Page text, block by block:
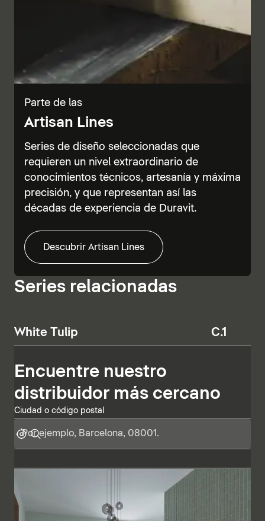
Parte de las
Artisan Lines
Series de diseño seleccionadas que
requieren un nivel extraordinario de
conocimientos técnicos, artesanía y máxima
precisión, y que representan así las
décadas de experiencia de Duravit.
Descubrir Artisan Lines
Series relacionadas
White Tulip C.1
Encuentre nuestro
distribuidor más cercano
Ciudad o código postal